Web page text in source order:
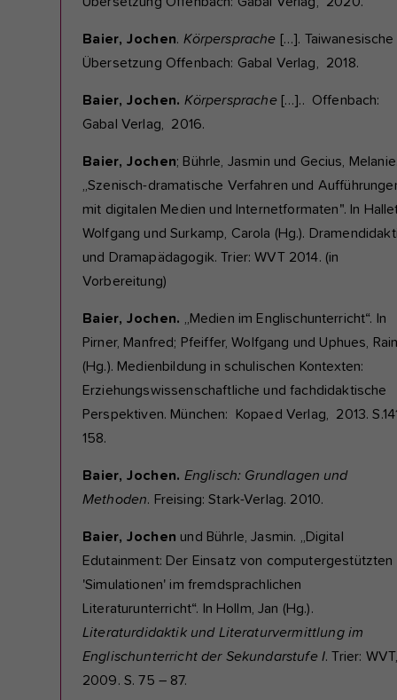
Baier, Jochen. Körpersprache […]. Taiwanesische
Übersetzung Offenbach: Gabal Verlag, 2018.
Baier, Jochen. Körpersprache[…].. Offenbach:
Gabal Verlag, 2016.
Baier, Jochen; Bührle, Jasmin und Gecius,
„Szenisch-dramatische Verfahren und
mit digitalen Medien und Internetformaten". In
Wolfgang und Surkamp, Carola (Hg.).
und Dramapädagogik. Trier: WVT 2014. (in
Vorbereitung)
Baier, Jochen. „Medien im Englischunterricht“. In
Pirner, Manfred; Pfeiffer, Wolfgang und Uphues,
(Hg.). Medienbildung in schulischen Kontexten:
Erziehungswissenschaftliche und fachdidaktische
Perspektiven. München: Kopaed Verlag, 2013.
158.
Baier, Jochen. Englisch: Grundlagen und
Methoden. Freising: Stark-Verlag. 2010.
Baier, Jochen und Bührle, Jasmin. „Digital
Edutainment: Der Einsatz von computergestützten
'Simulationen' im fremdsprachlichen
Literaturunterricht“. In Hollm, Jan (Hg.).
Literaturdidaktik und Literaturvermittlung im
Englischunterricht der Sekundarstufe I. Trier:
2009. S. 75 – 87.